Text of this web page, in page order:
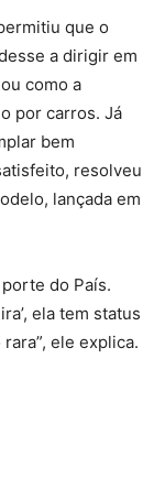
que o
a dirigir em
como a
por carros. Já
bem
resolveu
lançada em
do País.
ela tem status
ele explica.